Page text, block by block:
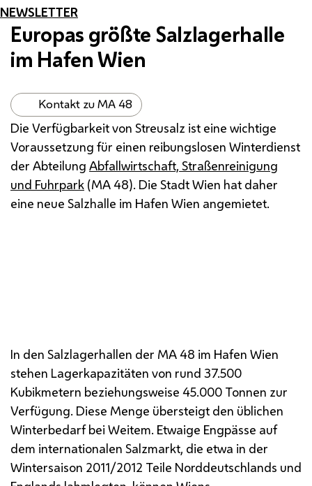
NEWSLETTER
Europas größte Salzlagerhalle
im Hafen Wien
Kontakt zu MA 48
Die Verfügbarkeit von Streusalz ist eine wichtige
Voraussetzung für einen reibungslosen Winterdienst
der Abteilung Abfallwirtschaft, Straßenreinigung
und Fuhrpark (MA48). Die Stadt Wien hat daher
eine neue Salzhalle im Hafen Wien angemietet.
In den Salzlagerhallen der MA48 im Hafen Wien
stehen Lagerkapazitäten von rund 37.500
Kubikmetern beziehungsweise 45.000 Tonnen zur
Verfügung. Diese Menge übersteigt den üblichen
Winterbedarf bei Weitem. Etwaige Engpässe auf
dem internationalen Salzmarkt, die etwa in der
Wintersaison 2011/2012 Teile Norddeutschlands und